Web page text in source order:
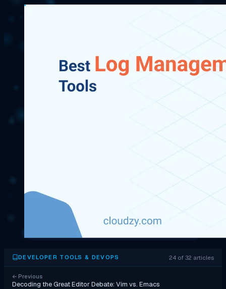
DEVELOPER TOOLS & DEVOPS 24 of 32 articles
← Previous
Decoding the Great Editor Debate: Vim vs. Emacs